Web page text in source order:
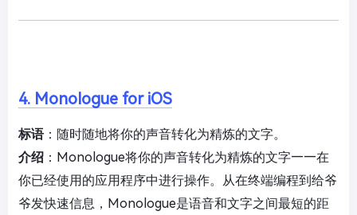
4. Monologue for iOS
标语：随时随地将你的声音转化为精炼的文字。
介绍 ：Monologue将你的声音转化为精炼的文字——在
你已经使用的应用程序中进行操作。从在终端编程到给爷
爷发快速信息，Monologue是语音和文字之间最短的距